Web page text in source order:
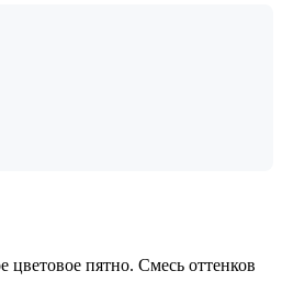
цветовое пятно. Смесь оттенков